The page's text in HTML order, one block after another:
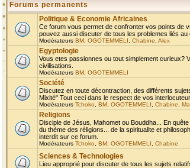
Forums permanents
Politique & Economie Africaines
Ce forum vous permet de confronter vos points de
pouvez aussi discuter de tous les problemes liés au
Modérateurs BM OGOTEMMELI Chabine Alex
Egyptologie
Vous etes passionnes ou tout simplement curieux?
civilisations.
Modérateurs BM OGOTEMMELI
Société
Discutez en toute décontraction, des différents
Mixité" Tout ceci dans le respect de vos
Modérateurs Tchoko BM OGOTEMMELI Chabine
Religions
Disciple de Jésus, Mahomet ou Bouddha... En
du thème des réligions... de la spiritualite et
interdit sur ce forum.
Modérateurs Tchoko BM OGOTEMMELI Chabine
Sciences & Technologies
Lieu approprié pour discuter de tous les sujets